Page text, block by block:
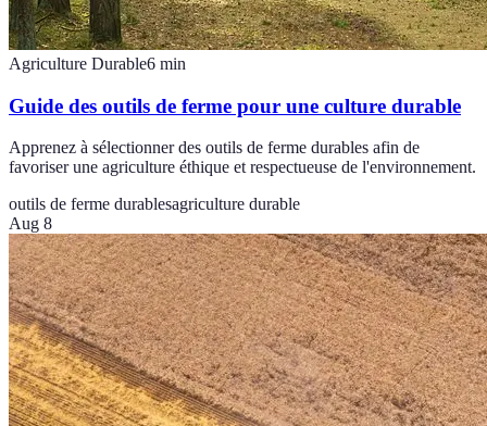
Agriculture Durable6 min
Guide des outils de ferme pour une culture durable
Apprenez à sélectionner des outils de ferme durables afin de
favoriser une agriculture éthique et respectueuse de l'environnement.
outils de ferme durablesagriculture durable
Aug 8